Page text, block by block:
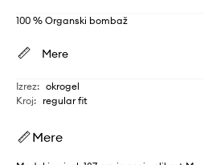
100 % Organski bombaž
Mere
Izrez: okrogel
Kroj: regular fit
Mere